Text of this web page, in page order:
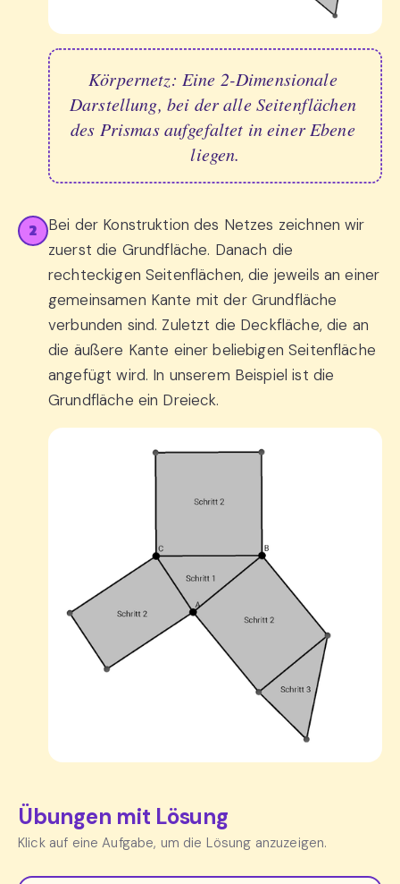
Körpernetz: Eine 2-Dimensionale
Darstellung, bei der alle Seitenflächen
des Prismas aufgefaltet in einer Ebene
liegen.
2
Bei der Konstruktion des Netzes zeichnen wir
zuerst die Grundfläche. Danach die
rechteckigen Seitenflächen, die jeweils an einer
gemeinsamen Kante mit der Grundfläche
verbunden sind. Zuletzt die Deckfläche, die an
die äußere Kante einer beliebigen Seitenfläche
angefügt wird. In unserem Beispiel ist die
Grundfläche ein Dreieck.
Übungen mit Lösung
Klick auf eine Aufgabe, um die Lösung anzuzeigen.